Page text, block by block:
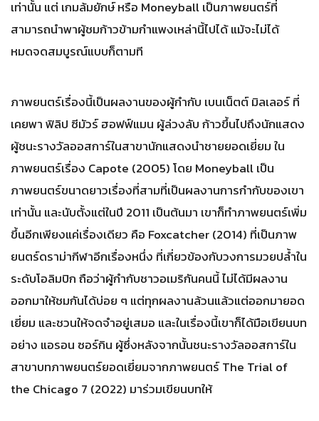
เท่านั้น แต่ เกมล้มยักษ์ หรือ Moneyball เป็นภาพยนตร์ที่
สามารถนำพาผู้ชมก้าวข้ามกำแพงเหล่านี้ไปได้ แม้จะไม่ได้
หมดจดสมบูรณ์แบบก็ตามที
ภาพยนตร์เรื่องนี้เป็นผลงานของผู้กำกับ เบนเน็ตต์ มิลเลอร์ ที่
เคยพา ฟิลิป ซีมัวร์ ฮอฟฟ์แมน ผู้ล่วงลับ ก้าวขึ้นไปถึงนักแสดง
ผู้ชนะรางวัลออสการ์ในสาขานักแสดงนำชายยอดเยี่ยม ใน
ภาพยนตร์เรื่อง Capote (2005) โดย Moneyball เป็น
ภาพยนตร์ขนาดยาวเรื่องที่สามที่เป็นผลงานการกำกับของเขา
เท่านั้น และนับตั้งแต่ในปี 2011 เป็นต้นมา เขาก็ทำภาพยนตร์เพิ่ม
ขึ้นอีกเพียงแค่เรื่องเดียว คือ Foxcatcher (2014) ที่เป็นภาพ
ยนตร์ดราม่ากีฬาอีกเรื่องหนึ่ง ที่เกี่ยวข้องกับวงการมวยปลํ้าใน
ระดับโอลิมปิก ถือว่าผู้กำกับชาวอเมริกันคนนี้ ไม่ได้มีผลงาน
ออกมาให้ชมกันได้บ่อย ๆ แต่ทุกผลงานล้วนแล้วแต่ออกมายอด
เยี่ยม และชวนให้จดจำอยู่เสมอ และในเรื่องนี้เขาก็ได้มือเขียนบท
อย่าง แอรอน ซอร์กิน ผู้ซึ่งหลังจากนั้นชนะรางวัลออสการ์ใน
สาขาบทภาพยนตร์ยอดเยี่ยมจากภาพยนตร์ The Trial of
the Chicago 7 (2022) มาร่วมเขียนบทให้